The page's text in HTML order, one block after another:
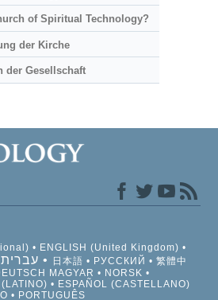
of Spiritual Technology?
der Kirche
der Gesellschaft
ENGLISH (United Kingdom)
עברית 日本語 РУССКИЙ
繁體中
MAGYAR
NORSK
ESPAÑOL (CASTELLANO)
PORTUGUÊS